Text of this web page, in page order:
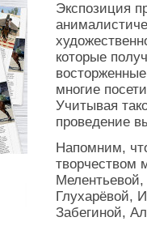
Экспозиция
которые
многие
Учитывая
проведение
Напомним,
творчеством
Глухарёвой,
Забегиной,